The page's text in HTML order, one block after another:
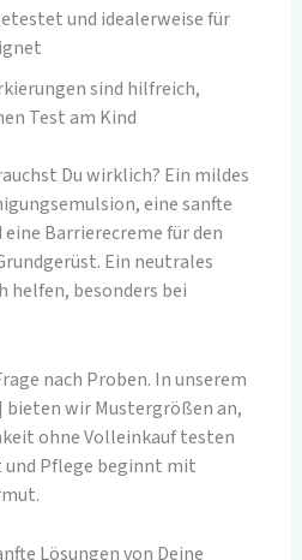
und idealerweise für
sind hilfreich,
Test am Kind
Du wirklich? Ein mildes
eine sanfte
Barrierecreme für den
Ein neutrales
helfen, besonders bei
nach Proben. In unserem
bieten wir Mustergrößen an,
ohne Volleinkauf testen
und Pflege beginnt mit
Lösungen von Deine